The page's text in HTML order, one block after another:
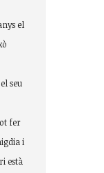
el
seu
fer
i
està